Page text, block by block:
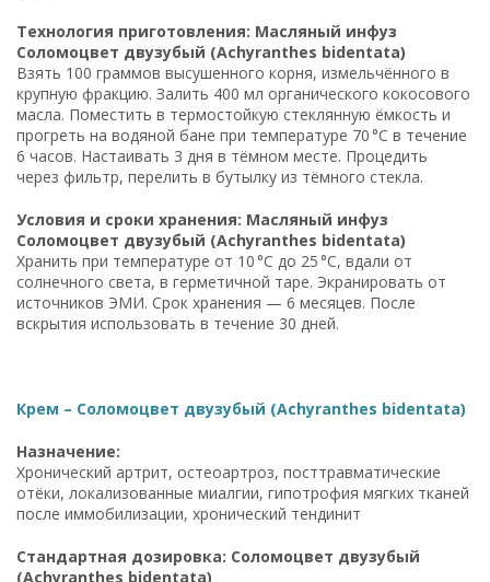
Технология приготовления: Масляный инфуз
Соломоцвет двузубый (Achyranthes bidentata)
Взять 100 граммов высушенного корня, измельчённого в
крупную фракцию. Залить 400 мл органического кокосового
масла. Поместить в термостойкую стеклянную ёмкость и
прогреть на водяной бане при температуре 70 °C в течение
6 часов. Настаивать 3 дня в тёмном месте. Процедить
через фильтр, перелить в бутылку из тёмного стекла.
Условия и сроки хранения: Масляный инфуз
Соломоцвет двузубый (Achyranthes bidentata)
Хранить при температуре от 10 °C до 25 °C, вдали от
солнечного света, в герметичной таре. Экранировать от
источников ЭМИ. Срок хранения — 6 месяцев. После
вскрытия использовать в течение 30 дней.
Крем – Соломоцвет двузубый (Achyranthes bidentata)
Назначение:
Хронический артрит, остеоартроз, посттравматические
отёки, локализованные миалгии, гипотрофия мягких тканей
после иммобилизации, хронический тендинит
Стандартная дозировка: Соломоцвет двузубый
(Achyranthes bidentata)